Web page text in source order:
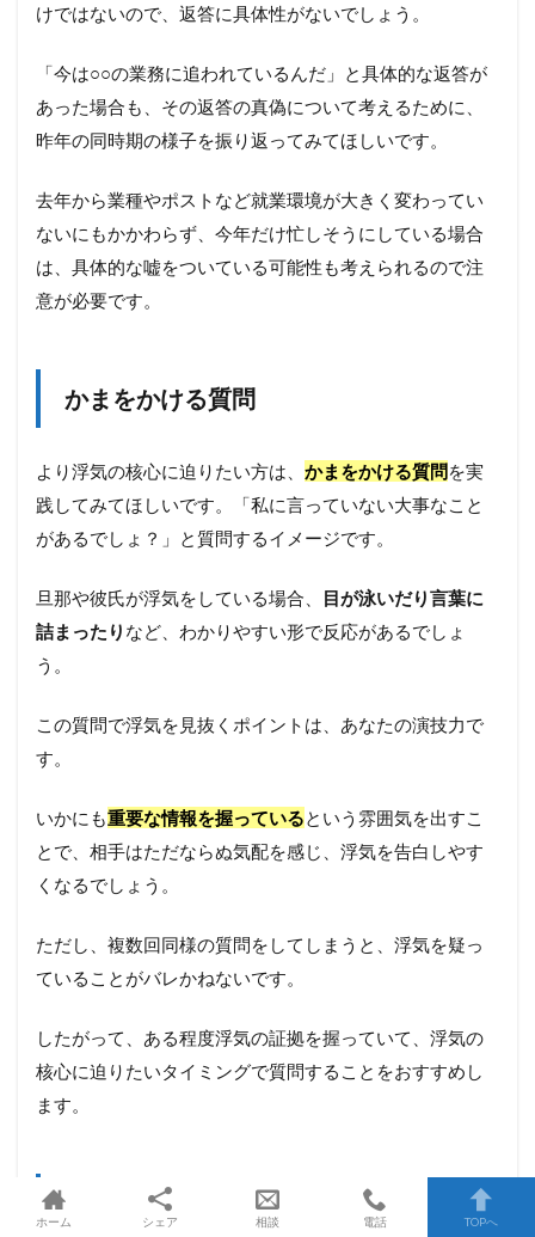
けではないので、返答に具体性がないでしょう。
「今は○○の業務に追われているんだ」と具体的な返答が
あった場合も、その返答の真偽について考えるために、
昨年の同時期の様子を振り返ってみてほしいです。
去年から業種やポストなど就業環境が大きく変わってい
ないにもかかわらず、今年だけ忙しそうにしている場合
は、具体的な嘘をついている可能性も考えられるので注
意が必要です。
かまをかける質問
より浮気の核心に迫りたい方は、 かまをかける質問を実
践してみてほしいです。「私に言っていない大事なこと
があるでしょ？」と質問するイメージです。
旦那や彼氏が浮気をしている場合、
目が泳いだり言葉に
詰まったり など、わかりやすい形で反応があるでしょ
う。
この質問で浮気を見抜くポイントは、あなたの演技力で
す。
いかにも重要な情報を握っている という雰囲気を出すこ
とで、相手はただならぬ気配を感じ、浮気を告白しやす
くなるでしょう。
ただし、複数回同様の質問をしてしまうと、浮気を疑っ
ていることがバレかねないです。
したがって、ある程度浮気の証拠を握っていて、浮気の
核心に迫りたいタイミングで質問することをおすすめし
ます。
旦那・彼氏の浮気の証拠を集め
ホーム シェア 相談 電話 TOPへ